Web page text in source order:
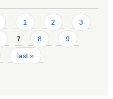
1 2 3
7 8 9
last »